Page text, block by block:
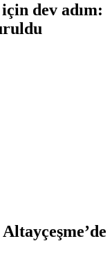
dev adım: